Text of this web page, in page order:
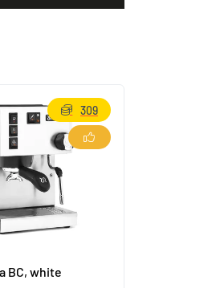
BC, white
309